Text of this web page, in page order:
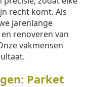
recht komt. Als
jarenlange
renoveren van
vakmensen
Parket